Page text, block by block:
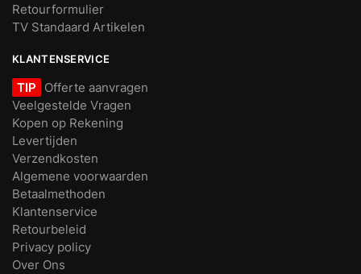
Retourformulier
TV Standaard Artikelen
KLANTENSERVICE
TIP
Offerte aanvragen
Veelgestelde Vragen
Kopen op Rekening
Levertijden
Verzendkosten
Algemene voorwaarden
Betaalmethoden
Klantenservice
Retourbeleid
Privacy policy
Over Ons